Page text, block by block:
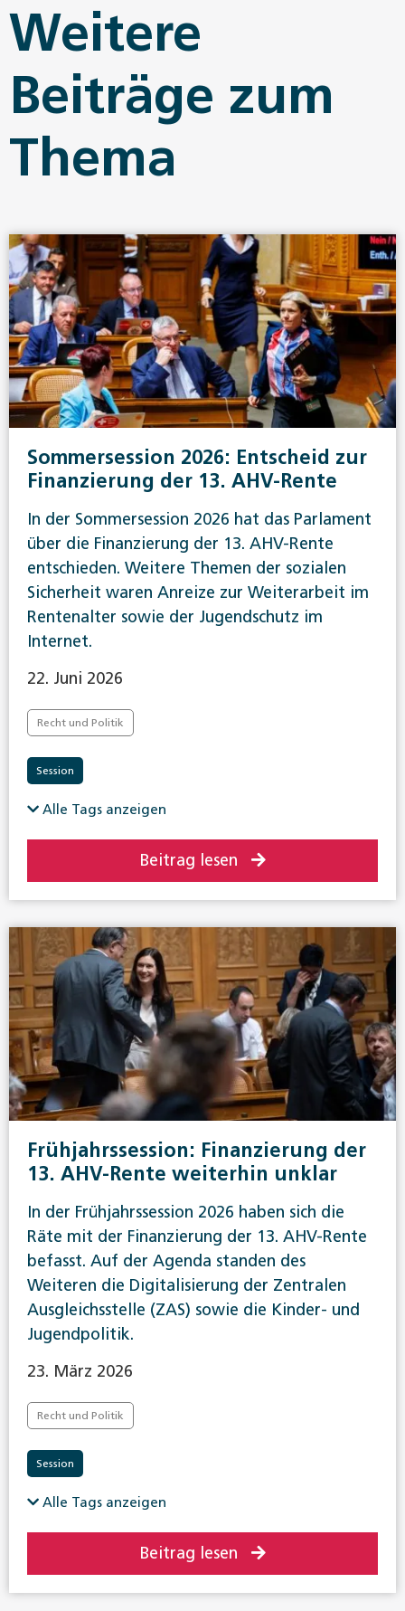
Weitere
Beiträge zum
Thema
Sommersession 2026: Entscheid zur
Finanzierung der 13. AHV-Rente
In der Sommersession 2026 hat das Parlament
über die Finanzierung der 13. AHV-Rente
entschieden. Weitere Themen der sozialen
Sicherheit waren Anreize zur Weiterarbeit im
Rentenalter sowie der Jugendschutz im
Internet.
22. Juni 2026
Recht und Politik
Session
Alle Tags anzeigen
Beitrag lesen
Frühjahrssession: Finanzierung der
13. AHV-Rente weiterhin unklar
In der Frühjahrssession 2026 haben sich die
Räte mit der Finanzierung der 13. AHV-Rente
befasst. Auf der Agenda standen des
Weiteren die Digitalisierung der Zentralen
Ausgleichsstelle (ZAS) sowie die Kinder- und
Jugendpolitik.
23. März 2026
Recht und Politik
Session
Alle Tags anzeigen
Beitrag lesen